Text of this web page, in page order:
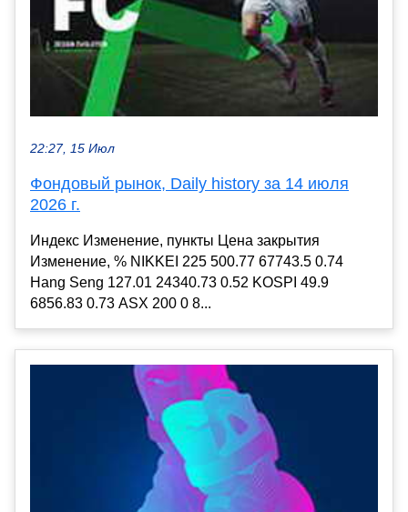
22:27, 15 Июл
Фондовый рынок, Daily history за 14 июля
2026 г.
Индекс Изменение, пункты Цена закрытия
Изменение, % NIKKEI 225 500.77 67743.5 0.74
Hang Seng 127.01 24340.73 0.52 KOSPI 49.9
6856.83 0.73 ASX 200 0 8...